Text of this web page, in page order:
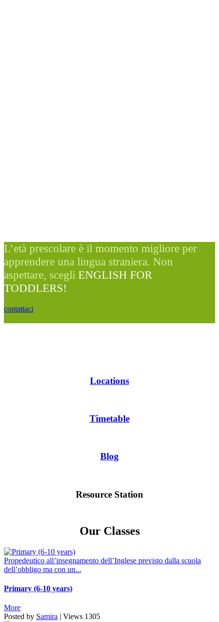
L’età prescolare è il momento migliore per
apprendere una lingua straniera. Non
aspettare, scegli ENGLISH FOR
TODDLERS!
contattaci
Locations
Timetable
Blog
Resource Station
Our Classes
Propedeutico all’insegnamento dell’Inglese previsto dalla scuola
dell’obbligo ma con un...
Primary (6-10 years)
More
Posted by Samira | Views 1305